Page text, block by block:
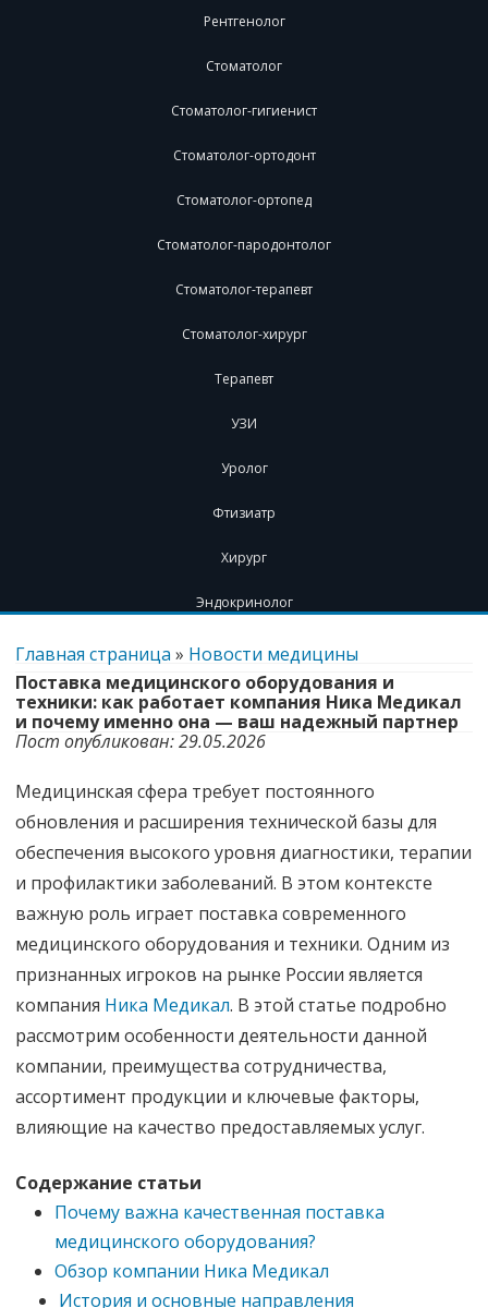
Рентгенолог
Стоматолог
Стоматолог-гигиенист
Стоматолог-ортодонт
Стоматолог-ортопед
Стоматолог-пародонтолог
Стоматолог-терапевт
Стоматолог-хирург
Терапевт
УЗИ
Уролог
Фтизиатр
Хирург
Эндокринолог
Перейти
содержимому
Главная страница » Новости медицины
Поставка медицинского оборудования и
техники: как работает компания Ника Медикал
и почему именно она — ваш надежный партнер
Пост опубликован: 29.05.2026
Медицинская сфера требует постоянного
обновления и расширения технической базы для
обеспечения высокого уровня диагностики, терапии
и профилактики заболеваний. В этом контексте
важную роль играет поставка современного
медицинского оборудования и техники. Одним из
признанных игроков на рынке России является
компания Ника Медикал. В этой статье подробно
рассмотрим особенности деятельности данной
компании, преимущества сотрудничества,
ассортимент продукции и ключевые факторы,
влияющие на качество предоставляемых услуг.
Содержание статьи
Почему важна качественная поставка
медицинского оборудования?
Обзор компании Ника Медикал
История и основные направления